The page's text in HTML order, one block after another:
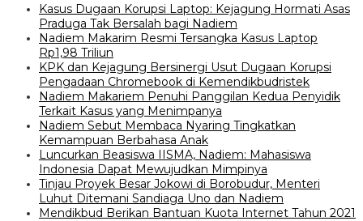
Kasus Dugaan Korupsi Laptop: Kejagung Hormati Asas
Praduga Tak Bersalah bagi Nadiem
Nadiem Makarim Resmi Tersangka Kasus Laptop
Rp1,98 Triliun
KPK dan Kejagung Bersinergi Usut Dugaan Korupsi
Pengadaan Chromebook di Kemendikbudristek
Nadiem Makariem Penuhi Panggilan Kedua Penyidik
Terkait Kasus yang Menimpanya
Nadiem Sebut Membaca Nyaring Tingkatkan
Kemampuan Berbahasa Anak
Luncurkan Beasiswa IISMA, Nadiem: Mahasiswa
Indonesia Dapat Mewujudkan Mimpinya
Tinjau Proyek Besar Jokowi di Borobudur, Menteri
Luhut Ditemani Sandiaga Uno dan Nadiem
Mendikbud Berikan Bantuan Kuota Internet Tahun 2021